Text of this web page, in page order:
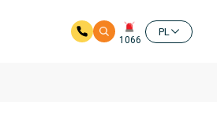
1066
PL